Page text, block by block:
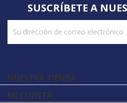
SUSCRÍBETE A
NUESTRA TIENDA
MI CUENTA